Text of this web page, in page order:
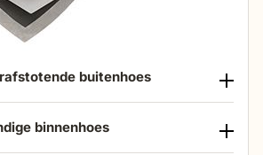
buitenhoes
binnenhoes